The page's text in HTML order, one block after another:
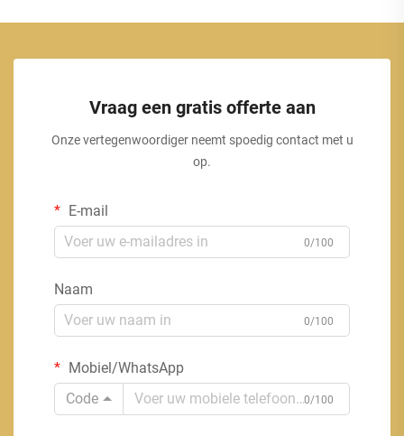
Vraag een gratis offerte aan
Onze vertegenwoordiger neemt spoedig contact met u
op.
E-mail
0/100
Naam
0/100
Mobiel/WhatsApp
Code
0/100